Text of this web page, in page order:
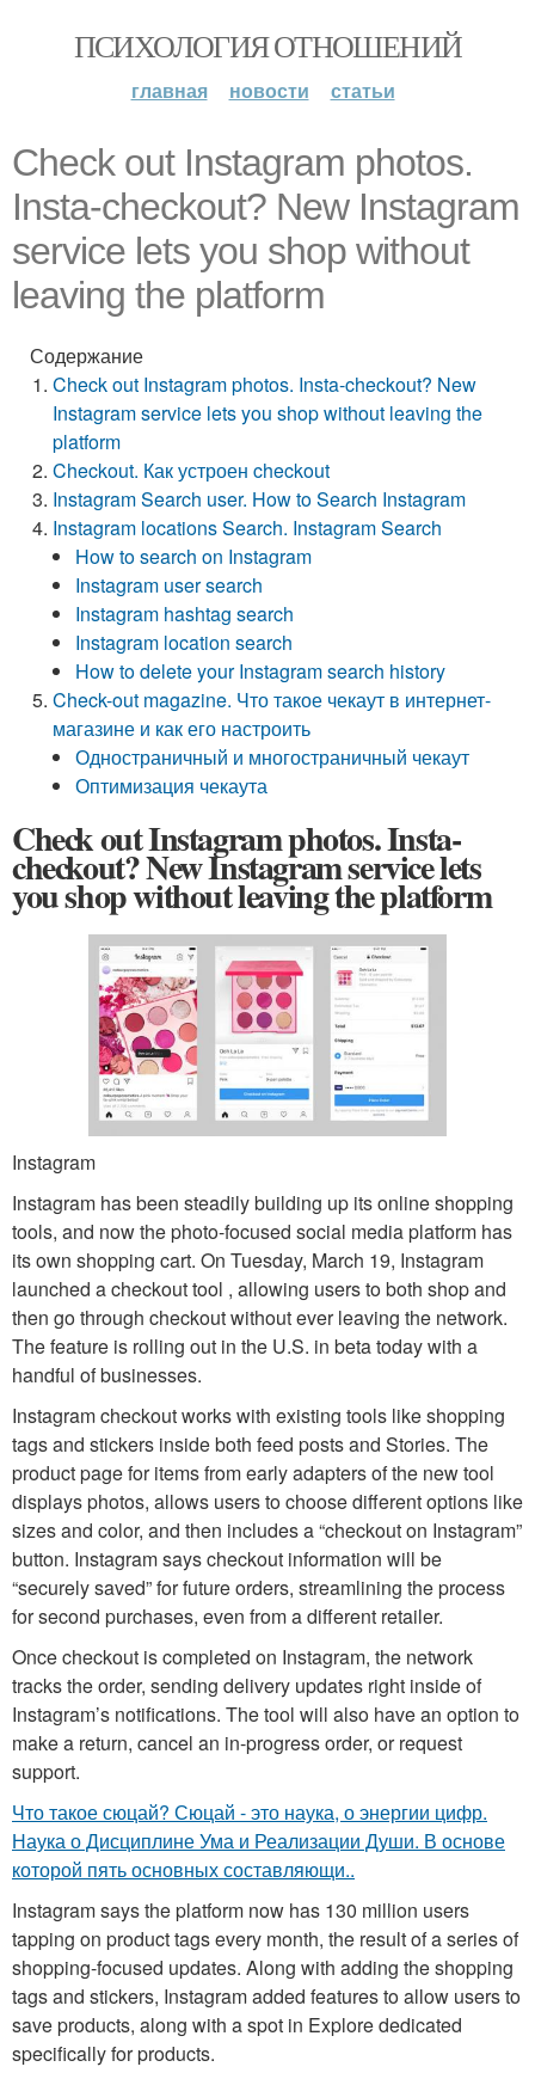
ПСИХОЛОГИЯ ОТНОШЕНИЙ
главная новости статьи
Check out Instagram photos.
Insta-checkout? New Instagram
service lets you shop without
leaving the platform
Содержание
Check out Instagram photos. Insta-checkout? New
Instagram service lets you shop without leaving the
platform
Checkout. Как устроен checkout
Instagram Search user. How to Search Instagram
Instagram locations Search. Instagram Search
How to search on Instagram
Instagram user search
Instagram hashtag search
Instagram location search
How to delete your Instagram search history
Check-out magazine. Что такое чекаут в интернет-
магазине и как его настроить
Одностраничный и многостраничный чекаут
Оптимизация чекаута
Check out Instagram photos. Insta-
checkout? New Instagram service lets
you shop without leaving the platform
Instagram
Instagram has been steadily building up its online shopping
tools, and now the photo-focused social media platform has
its own shopping cart. On Tuesday, March 19, Instagram
launched a checkout tool , allowing users to both shop and
then go through checkout without ever leaving the network.
The feature is rolling out in the U.S. in beta today with a
handful of businesses.
Instagram checkout works with existing tools like shopping
tags and stickers inside both feed posts and Stories. The
product page for items from early adapters of the new tool
displays photos, allows users to choose different options like
sizes and color, and then includes a “checkout on Instagram”
button. Instagram says checkout information will be
“securely saved” for future orders, streamlining the process
for second purchases, even from a different retailer.
Once checkout is completed on Instagram, the network
tracks the order, sending delivery updates right inside of
Instagram’s notifications. The tool will also have an option to
make a return, cancel an in-progress order, or request
support.
Что такое сюцай? Сюцай - это наука, о энергии цифр.
Наука о Дисциплине Ума и Реализации Души. В основе
которой пять основных составляющи..
Instagram says the platform now has 130 million users
tapping on product tags every month, the result of a series of
shopping-focused updates. Along with adding the shopping
tags and stickers, Instagram added features to allow users to
save products, along with a spot in Explore dedicated
specifically for products.